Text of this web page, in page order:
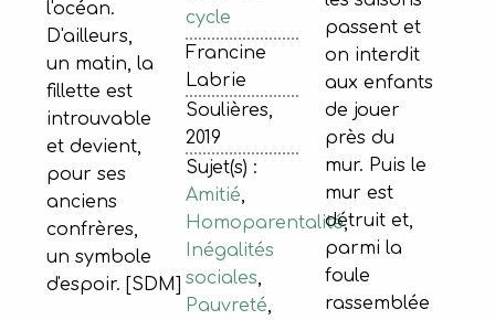
l'océan.
D'ailleurs,
un matin, la
fillette est
introuvable
et devient,
pour ses
anciens
confrères,
un symbole
d'espoir. [SDM]
cycle
Francine
Labrie
Soulières,
2019
Sujet(s) :
Amitié,
Homoparentalité,
Inégalités
sociales,
Pauvreté,
passent et
on interdit
aux enfants
de jouer
près du
mur. Puis le
mur est
détruit et,
parmi la
foule
rassemblée